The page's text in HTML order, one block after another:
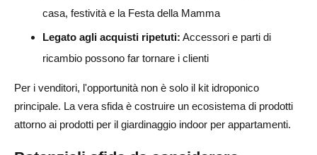
casa, festività e la Festa della Mamma
Legato agli acquisti ripetuti: Accessori e parti di
ricambio possono far tornare i clienti
Per i venditori, l'opportunità non è solo il kit idroponico
principale. La vera sfida è costruire un ecosistema di prodotti
attorno ai prodotti per il giardinaggio indoor per appartamenti.